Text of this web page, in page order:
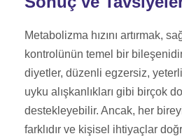
Metabolizma hızını artırmak,
kontrolünün temel bir
diyetler, düzenli egzersiz,
uyku alışkanlıkları gibi birçok
destekleyebilir. Ancak, her
farklıdır ve kişisel ihtiyaçlar